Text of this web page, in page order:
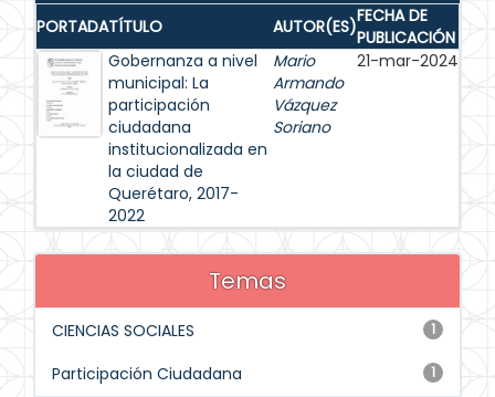
PORTADATÍTULO AUTOR(ES)FECHA DE
PUBLICACIÓN
Gobernanza a nivel
municipal: La
participación
ciudadana
institucionalizada en
la ciudad de
Querétaro, 2017-
2022
Mario
Armando
Vázquez
Soriano
21-mar-2024
Temas
1
CIENCIAS SOCIALES
1
Participación Ciudadana